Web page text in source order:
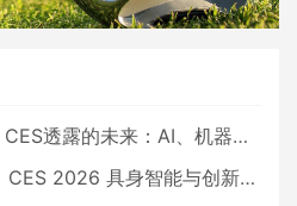
CES透露的未来：AI、机器人与智能生活大爆发
CES 2026 具身智能与创新领域 中国公司大放异彩